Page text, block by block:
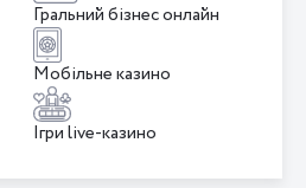
Гральний бізнес онлайн
Мобільне казино
Ігри live-казино